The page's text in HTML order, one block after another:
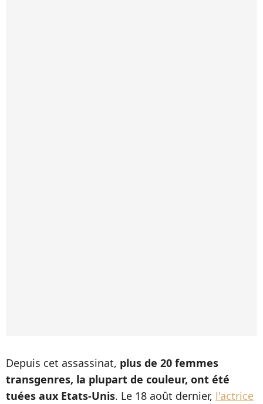
Depuis cet assassinat, plus de 20 femmes
transgenres, la plupart de couleur, ont été
tuées aux Etats-Unis. Le 18 août dernier, l'actrice